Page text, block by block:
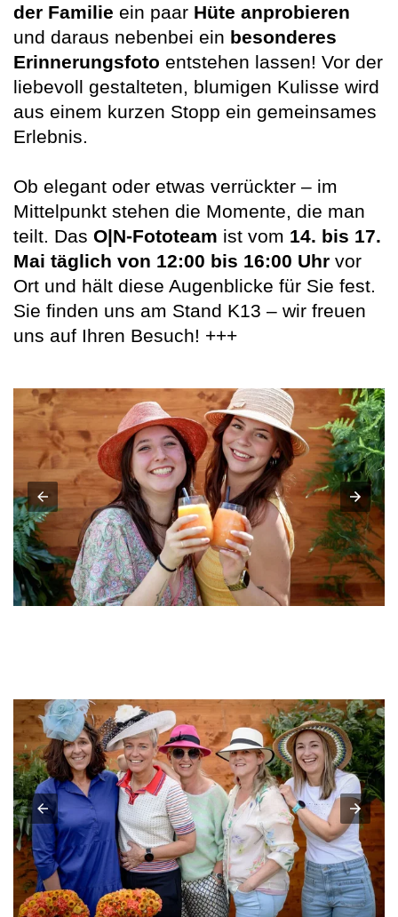
der Familie ein paar Hüte anprobieren
und daraus nebenbei ein besonderes
Erinnerungsfoto entstehen lassen! Vor der
liebevoll gestalteten, blumigen Kulisse wird
aus einem kurzen Stopp ein gemeinsames
Erlebnis.
Ob elegant oder etwas verrückter – im
Mittelpunkt stehen die Momente, die man
teilt. Das O|N-Fototeam ist vom 14. bis 17.
Mai täglich von 12:00 bis 16:00 Uhr vor
Ort und hält diese Augenblicke für Sie fest.
Sie finden uns am Stand K13 – wir freuen
uns auf Ihren Besuch! +++